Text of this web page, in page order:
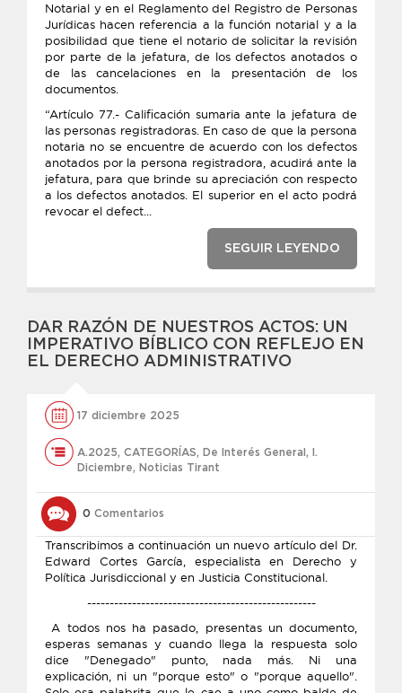
Notarial y en el Reglamento del Registro de Personas
Jurídicas hacen referencia a la función notarial y a la
posibilidad que tiene el notario de solicitar la revisión
por parte de la jefatura, de los defectos anotados o
de las cancelaciones en la presentación de los
documentos.
“Artículo 77.- Calificación sumaria ante la jefatura de
las personas registradoras. En caso de que la persona
notaria no se encuentre de acuerdo con los defectos
anotados por la persona registradora, acudirá ante la
jefatura, para que brinde su apreciación con respecto
a los defectos anotados. El superior en el acto podrá
revocar el defect...
SEGUIR LEYENDO
DAR RAZÓN DE NUESTROS ACTOS: UN
IMPERATIVO BÍBLICO CON REFLEJO EN
EL DERECHO ADMINISTRATIVO
17 diciembre 2025
A.2025, CATEGORÍAS, De Interés General ,
l.
Diciembre, Noticias Tirant
0 Comentarios
Transcribimos a continuación un nuevo artículo del Dr.
Edward Cortes García, especialista en Derecho y
Política Jurisdiccional y en Justicia Constitucional.
---------------------------------------------------
A todos nos ha pasado, presentas un documento,
esperas semanas y cuando llega la respuesta solo
dice "Denegado" punto, nada más. Ni una
explicación, ni un "porque esto" o "porque aquello".